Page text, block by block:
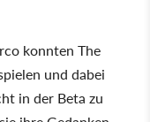
konnten The
und dabei
in der Beta zu